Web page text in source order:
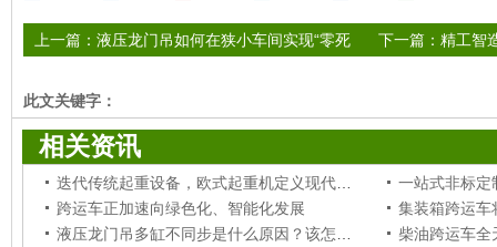
下一篇： 精工智
上一篇： 液压龙门吊如何在狭小车间实现“零死
此文关键字：
相关资讯
跨运车正加速向绿色化、智能化发展